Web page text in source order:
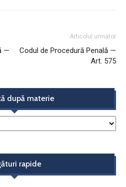
—
Articolul următor
Codul de Procedură Penală —
Art. 575
după materie
rapide